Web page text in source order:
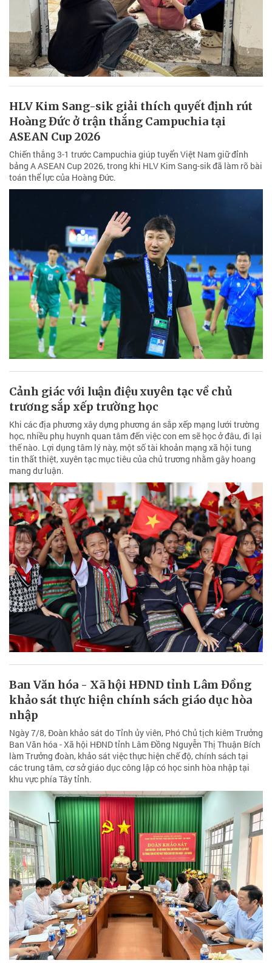
HLV Kim Sang-sik giải thích quyết định rút
Hoàng Đức ở trận thắng Campuchia tại
ASEAN Cup 2026
Chiến thắng 3-1 trước Campuchia giúp tuyển Việt Nam giữ đỉnh
bảng A ASEAN Cup 2026, trong khi HLV Kim Sang-sik đã làm rõ bài
toán thể lực của Hoàng Đức.
Cảnh giác với luận điệu xuyên tạc về chủ
trương sắp xếp trường học
Khi các địa phương xây dựng phương án sắp xếp mạng lưới trường
học, nhiều phụ huynh quan tâm đến việc con em sẽ học ở đâu, đi lại
thế nào. Lợi dụng tâm lý này, một số tài khoản mạng xã hội tung
tin thất thiệt, xuyên tạc mục tiêu của chủ trương nhằm gây hoang
mang dư luận.
Ban Văn hóa - Xã hội HĐND tỉnh Lâm Đồng
khảo sát thực hiện chính sách giáo dục hòa
nhập
Ngày 7/8, Đoàn khảo sát do Tỉnh ủy viên, Phó Chủ tịch kiêm Trưởng
Ban Văn hóa - Xã hội HĐND tỉnh Lâm Đồng Nguyễn Thị Thuận Bích
làm Trưởng đoàn, khảo sát việc thực hiện chế độ, chính sách tại
các trung tâm, cơ sở giáo dục công lập có học sinh hòa nhập tại
khu vực phía Tây tỉnh.